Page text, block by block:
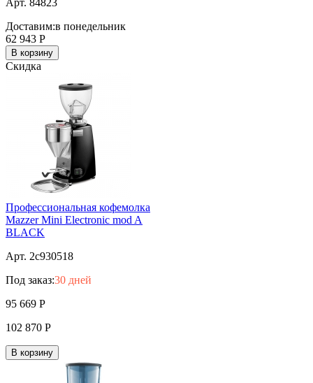
Доставим:в понедельник
62 943 Р
В корзину
Скидка
Профессиональная кофемолка
Mazzer Mini Electronic mod A
BLACK
Арт. 2c930518
Под заказ:30 дней
95 669 Р
102 870 Р
В корзину